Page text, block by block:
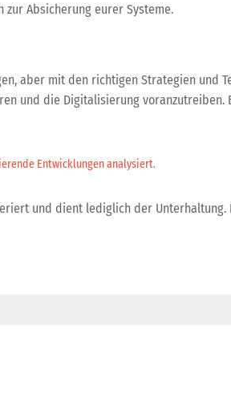
zur Absicherung eurer Systeme.
aber mit den richtigen Strategien und
und die Digitalisierung
Entwicklungen analysiert.
und dient lediglich der